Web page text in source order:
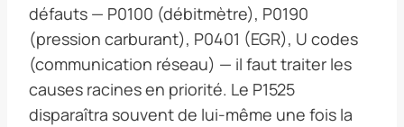
défauts — P0100 (débitmètre), P0190
(pression carburant), P0401 (EGR), U codes
(communication réseau) — il faut traiter les
causes racines en priorité. Le P1525
disparaîtra souvent de lui-même une fois la